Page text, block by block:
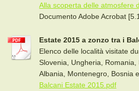
Alla scoperta delle atmosfere
Documento Adobe Acrobat
Estate 2015 a zonzo tra i
Elenco delle località visitate
Slovenia, Ungheria, Romania,
Albania, Montenegro, Bosnia
Balcani Estate 2015.pdf